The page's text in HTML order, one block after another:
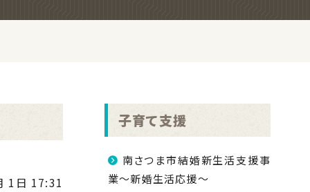
1日 17:31
子育て支援
南さつま市結婚新生活支援事
業～新婚生活応援～